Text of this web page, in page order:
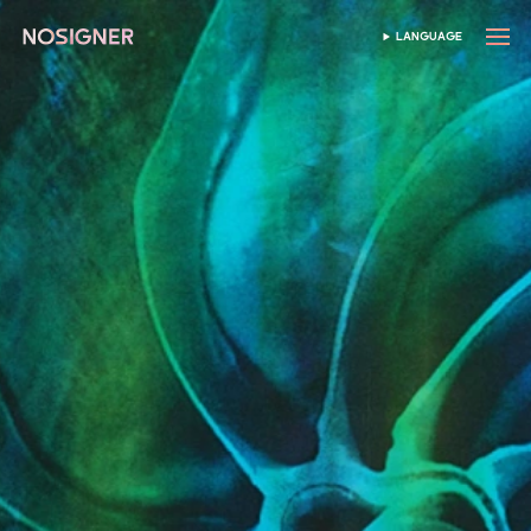
হোম ভাষা নির্বাচন করুন
LANGUAGE